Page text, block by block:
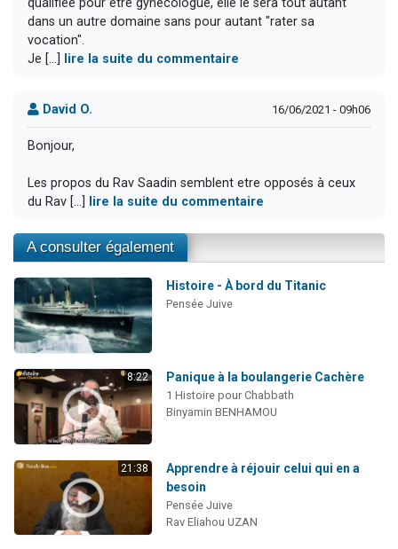
qualifiée pour être gynécologue, elle le sera tout autant
dans un autre domaine sans pour autant "rater sa
vocation".
Je [...]
lire la suite du commentaire
David O. 16/06/2021 - 09h06
Bonjour,
Les propos du Rav Saadin semblent etre opposés à ceux
du Rav [...]
lire la suite du commentaire
A consulter également
Histoire - À bord du Titanic
Pensée Juive
8:22 Panique à la boulangerie Cachère
1 Histoire pour Chabbath
Binyamin BENHAMOU
21:38
Apprendre à réjouir celui qui en a
besoin
Pensée Juive
Rav Eliahou UZAN